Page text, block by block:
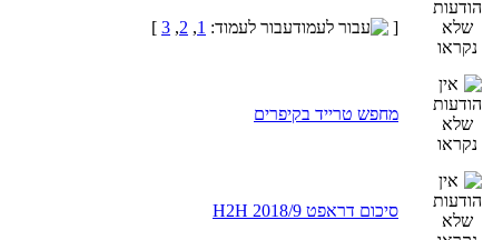
[
עבור לעמוד: 1
,
2
,
3
]
מחפש טרייד בקיפרים
סיכום דראפט H2H 2018/9